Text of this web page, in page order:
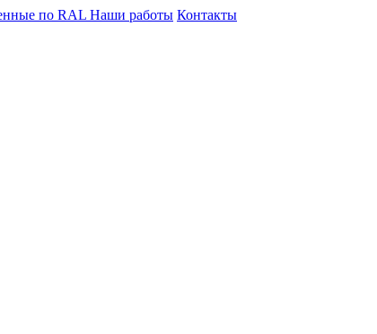
по RAL Наши работы Контакты